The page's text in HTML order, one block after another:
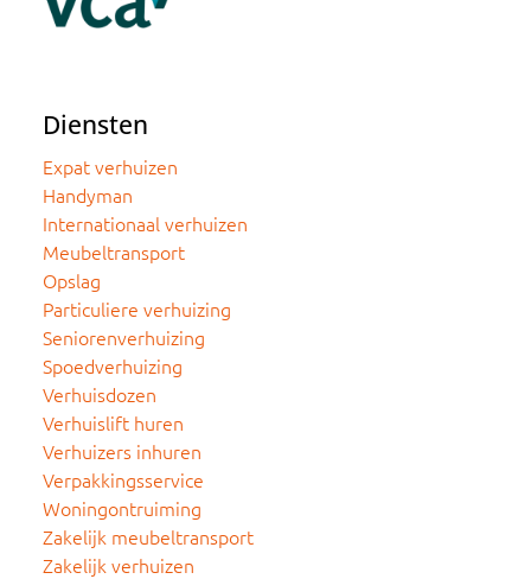
Diensten
Expat verhuizen
Handyman
Internationaal verhuizen
Meubeltransport
Opslag
Particuliere verhuizing
Seniorenverhuizing
Spoedverhuizing
Verhuisdozen
Verhuislift huren
Verhuizers inhuren
Verpakkingsservice
Woningontruiming
Zakelijk meubeltransport
Zakelijk verhuizen